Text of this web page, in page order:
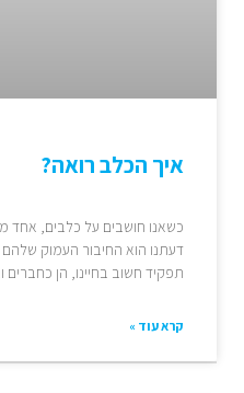
איך הכלב רואה?
כשאנו חושבים על כלבים, אחד
דעתנו הוא החיבור העמוק
תפקיד חשוב בחיינו, הן כחברים
קרא עוד »